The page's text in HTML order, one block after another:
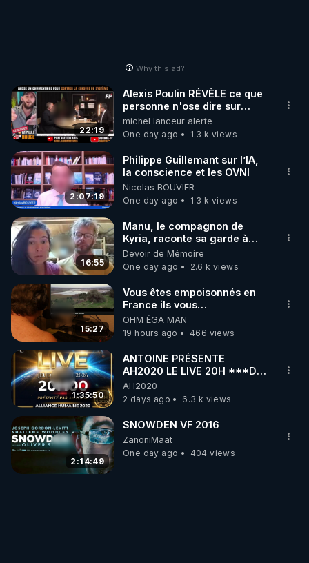
Why this ad?
22:19
Alexis Poulin RÉVÈLE ce que
personne n'ose dire sur
l'Union européenne (C'est
explosif)
michel lanceur alerte
One day ago
1.3 k views
2:07:19
Philippe Guillemant sur l’IA,
la conscience et les OVNI
Nicolas BOUVIER
One day ago
1.3 k views
16:55
Manu, le compagnon de
Kyria, raconte sa garde à
vue musclée. PARTAGEZ!
Devoir de Mémoire
One day ago
2.6 k views
15:27
Vous êtes empoisonnés en
France ils vous
empoisonnent tranquille
OHM ÉGA MAN
19 hours ago
466 views
1:35:50
ANTOINE PRÉSENTE
AH2020 LE LIVE 20H ***DU
06/08/2026***
AH2020
2 days ago
6.3 k views
2:14:49
SNOWDEN VF 2016
ZanoniMaat
One day ago
404 views